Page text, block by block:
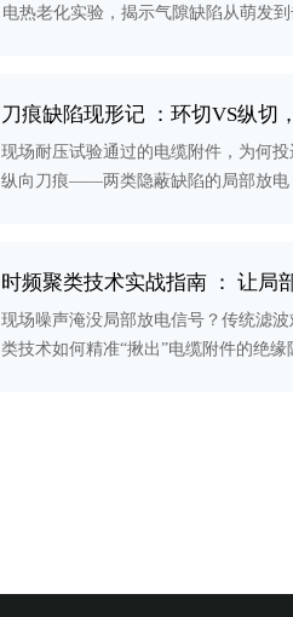
刀痕缺陷现形记 ：环切VS纵切
现场耐压试验通过的电缆附件，为何
纵向刀痕——两类隐蔽缺陷的局部放电
时频聚类技术实战指南 ： 让局
现场噪声淹没局部放电信号？传统滤
类技术如何精准“揪出”电缆附件的绝缘
电热老化实验，揭示气隙缺陷从萌发